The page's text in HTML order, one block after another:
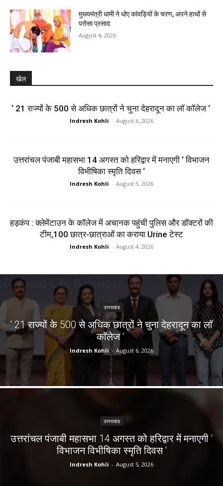
मुख्यमंत्री धामी ने धोए कांवड़ियों के चरण, अपने हाथों से
परोसा प्रसाद
August 4, 2026
खेल
‘ 21 राज्यों के 500 से अधिक छात्रों ने चुना देहरादून का लाॅ काॅलेज ‘
Indresh Kohli - August 6, 2026
उत्तरांचल पंजाबी महासभा 14 अगस्त को हरिद्वार में मनाएगी ‘ विभाजन
विभीषिका स्मृति दिवस ‘
Indresh Kohli - August 5, 2026
हड़कंप : क्लेमेंटाउन के कॉलेज में अचानक पहुंची पुलिस और डॉक्टरों की
टीम,100 छात्र-छात्राओं का कराया Urine टेस्ट
Indresh Kohli - August 4, 2026
उत्तराखंड
‘ 21 राज्यों के 500 से अधिक छात्रों ने चुना देहरादून का लाॅ
काॅलेज ‘
Indresh Kohli - August 6, 2026
उत्तराखंड
उत्तरांचल पंजाबी महासभा 14 अगस्त को हरिद्वार में मनाएगी ‘
विभाजन विभीषिका स्मृति दिवस ‘
Indresh Kohli - August 5, 2026